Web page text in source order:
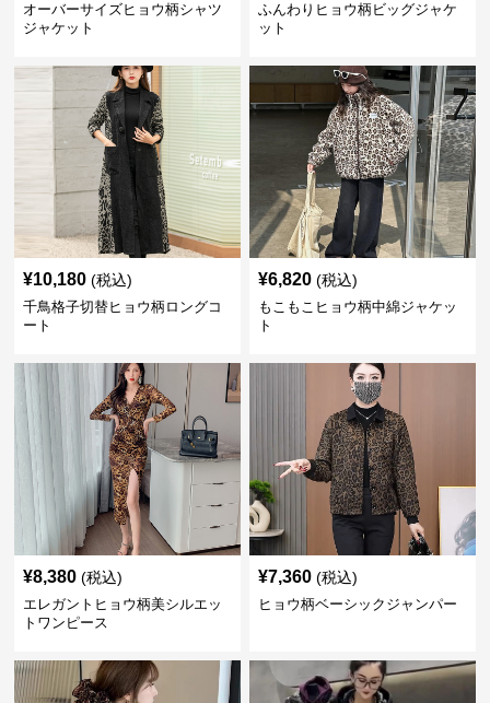
オーバーサイズヒョウ柄シャツ
ジャケット
ふんわりヒョウ柄ビッグジャケ
ット
¥10,180 (税込)
千鳥格子切替ヒョウ柄ロングコ
ート
¥6,820 (税込)
もこもこヒョウ柄中綿ジャケッ
ト
¥8,380 (税込)
エレガントヒョウ柄美シルエッ
トワンピース
¥7,360 (税込)
ヒョウ柄ベーシックジャンパー